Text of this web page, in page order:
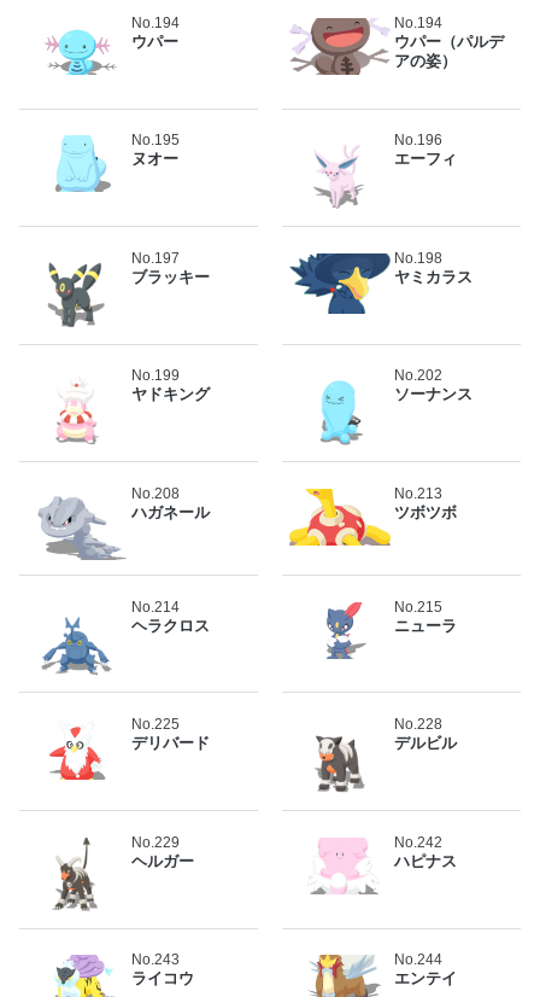
No.194
ウパー
No.194
ウパー（パルデ
アの姿）
No.195
ヌオー
No.196
エーフィ
No.197
ブラッキー
No.198
ヤミカラス
No.199
ヤドキング
No.202
ソーナンス
No.208
ハガネール
No.213
ツボツボ
No.214
ヘラクロス
No.215
ニューラ
No.225
デリバード
No.228
デルビル
No.229
ヘルガー
No.242
ハピナス
No.243
ライコウ
No.244
エンテイ